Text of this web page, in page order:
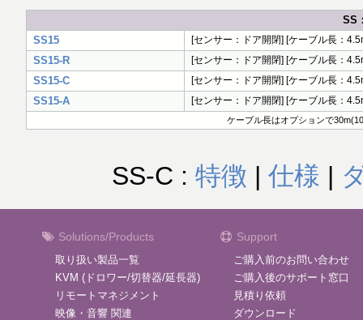
SS
SS15
[センサー：ドア開閉] [ケーブル長：
SS15-R [センサー：ドア開閉] [ケーブル長：
SS15-C [センサー：ドア開閉] [ケーブル長：
SS15-A [センサー：ドア開閉] [ケーブル長：
ケーブル長はオプションで
SS-C : 特徴 | 仕様 |
Solutions/Products
取り扱い製品一覧
KVM (ドロワー/切替器/延長器)
リモートマネジメント
映像・音響 関連
Support
ご購入前のお問い合わせ
ご購入後のサポート窓口
見積り依頼
ダウンロード